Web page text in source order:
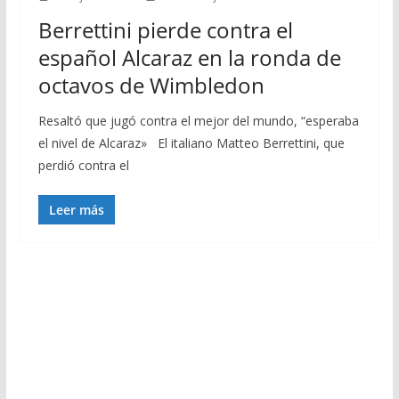
Berrettini pierde contra el
español Alcaraz en la ronda de
octavos de Wimbledon
Resaltó que jugó contra el mejor del mundo, “esperaba
el nivel de Alcaraz» El italiano Matteo Berrettini, que
perdió contra el
Leer más